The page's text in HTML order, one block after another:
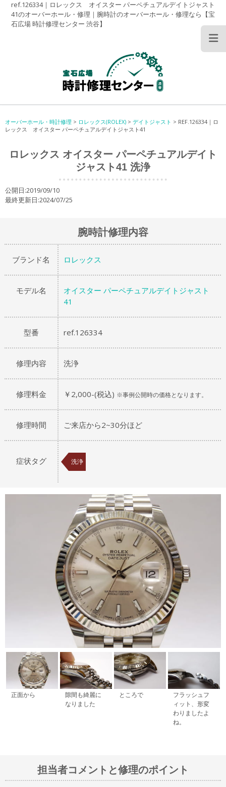
ref.126334｜ロレックス オイスター パーペチュアルデイトジャスト
41のオーバーホール・修理｜腕時計のオーバーホール・修理なら【宝
石広場 時計修理センター 渋谷】
オーバーホール・時計修理 > ロレックス(ROLEX) > デイトジャスト > REF.126334｜ロ
レックス オイスター パーペチュアルデイトジャスト41
ロレックス オイスター パーペチュアルデイト
ジャスト41 洗浄
公開日:2019/09/10
最終更新日:2024/07/25
腕時計修理内容
ブランド名 ロレックス
モデル名
オイスター パーペチュアルデイトジャスト
41
型番 ref.126334
修理内容 洗浄
修理料金 ￥2,000-(税込) ※事例公開時の価格となります。
修理時間 ご来店から2~30分ほど
症状タグ 洗浄
正面から
隙間も綺麗に
なりました
ところで
フラッシュフ
ィット、形変
わりましたよ
ね。
担当者コメントと修理のポイント